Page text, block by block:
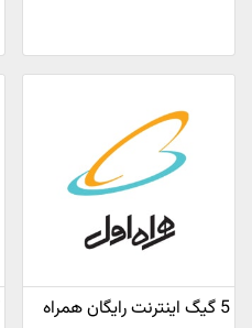
5 گیگ اینترنت رایگان همراه